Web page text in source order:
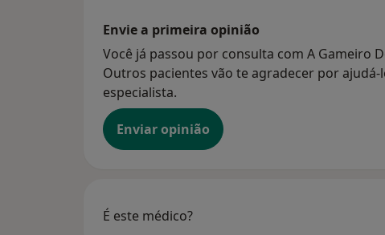
Envie a primeira opinião
Você já passou por consulta com A Gameiro
Outros pacientes vão te agradecer por
especialista.
Enviar opinião
É este médico?